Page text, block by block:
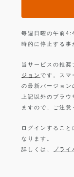
毎週日曜の午前
時的に停止する事
当サービスの推奨
ジョン です。ス
の最新バージョン
上記以外のブラ
ますので、ご注意
ログインすること
なります。
詳しくは、 プライ